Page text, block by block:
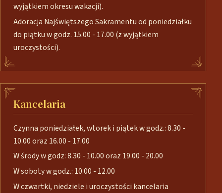
wyjątkiem okresu wakacji).
Adoracja Najświętszego Sakramentu od poniedziałku
do piątku w godz. 15.00 - 17.00 (z wyjątkiem
uroczystości).
Kancelaria
Czynna poniedziałek, wtorek i piątek w godz.: 8.30 -
10.00 oraz 16.00 - 17.00
W środy w godz: 8.30 - 10.00 oraz 19.00 - 20.00
W soboty w godz.: 10.00 - 12.00
W czwartki, niedziele i uroczystości kancelaria